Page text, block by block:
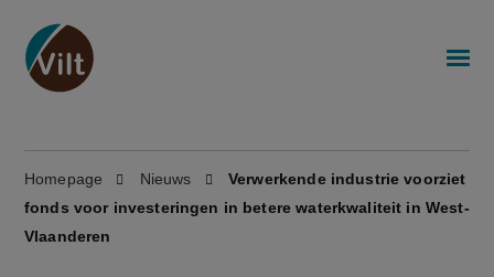
Homepage Nieuws
Verwerkende industrie voorziet
fonds voor investeringen in betere waterkwaliteit in West-
Vlaanderen